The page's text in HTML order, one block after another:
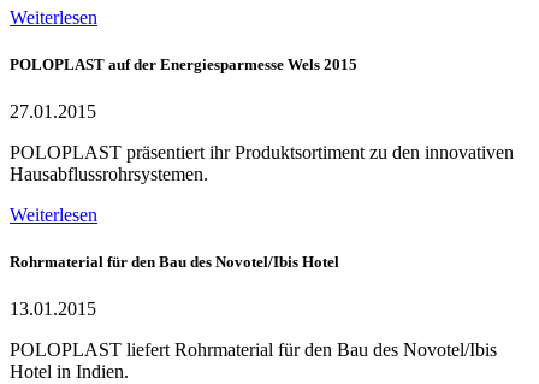
Weiterlesen
POLOPLAST auf der Energiesparmesse Wels 2015
27.01.2015
POLOPLAST präsentiert ihr Produktsortiment zu den innovativen
Hausabflussrohrsystemen.
Weiterlesen
Rohrmaterial für den Bau des Novotel/Ibis Hotel
13.01.2015
POLOPLAST liefert Rohrmaterial für den Bau des Novotel/Ibis
Hotel in Indien.